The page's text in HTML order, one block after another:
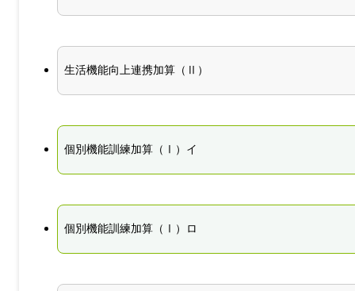
生活機能向上連携加算（Ⅱ）
個別機能訓練加算（Ⅰ）イ
個別機能訓練加算（Ⅰ）ロ